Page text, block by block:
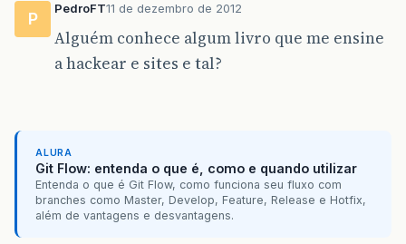
P
PedroFT11 de dezembro de 2012
Alguém conhece algum livro que me ensine
a hackear e sites e tal?
ALURA
Git Flow: entenda o que é, como e quando utilizar
Entenda o que é Git Flow, como funciona seu fluxo com
branches como Master, Develop, Feature, Release e Hotfix,
além de vantagens e desvantagens.